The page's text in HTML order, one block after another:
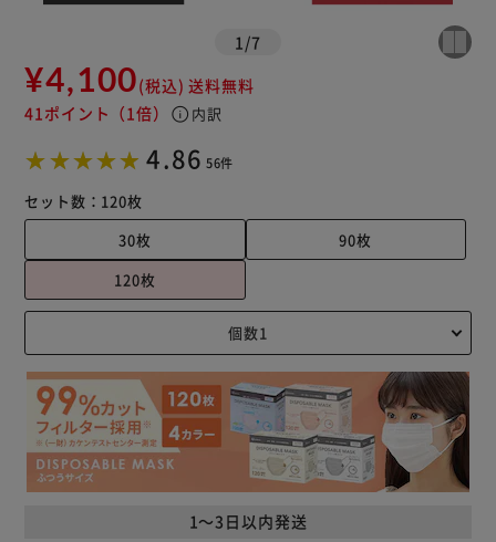
1 /7
¥4,100(税込) 送料無料
41ポイント （1倍） info 内訳
4.86 56件
セット数： 120枚
30枚
90枚
120枚
1～3日以内発送